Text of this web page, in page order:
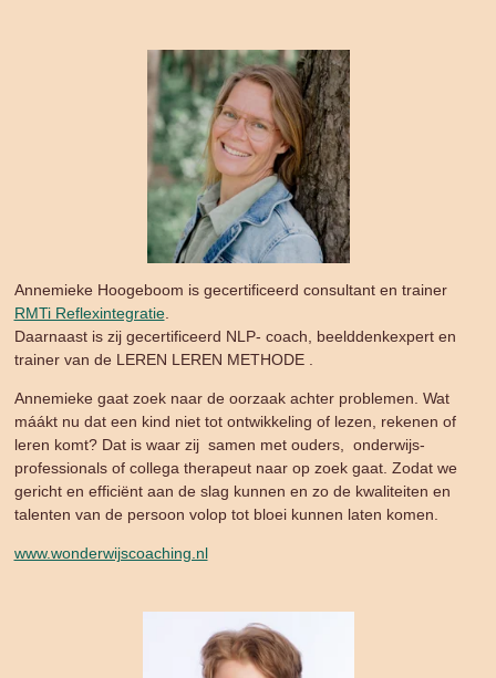
Annemieke Hoogeboom is gecertificeerd consultant en trainer
RMTi Reflexintegratie.
Daarnaast is zij gecertificeerd NLP- coach, beelddenkexpert en
trainer van de LEREN LEREN METHODE .
Annemieke gaat zoek naar de oorzaak achter problemen. Wat
máákt nu dat een kind niet tot ontwikkeling of lezen, rekenen of
leren komt? Dat is waar zij samen met ouders, onderwijs-
professionals of collega therapeut naar op zoek gaat. Zodat we
gericht en efficiënt aan de slag kunnen en zo de kwaliteiten en
talenten van de persoon volop tot bloei kunnen laten komen.
www.wonderwijscoaching.nl